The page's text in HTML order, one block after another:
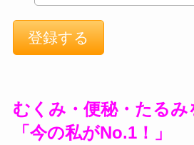
むくみ・便秘・たるみ
「今の私がNo.1！」